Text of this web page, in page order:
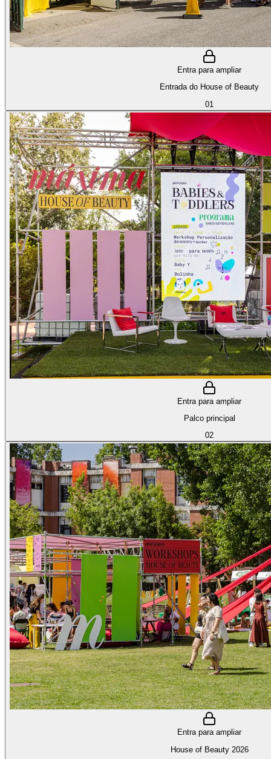
Entra para ampliar
Entrada do House of Beauty
01
Entra para ampliar
Palco principal
02
Entra para ampliar
House of Beauty 2026